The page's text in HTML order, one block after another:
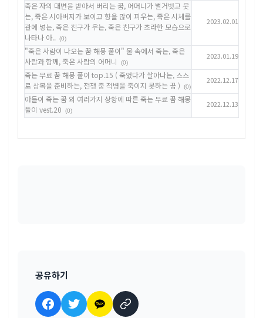
죽은 자의 대변을 받아서 버리는 꿈, 어머니가 벌거벗고 웃
는, 죽은 시아버지가 보이고 향을 많이 피우는, 죽은 시체를
관에 넣는, 죽은 친구가 우는, 죽은 친구가 초라한 모습으로
나타나 아..
(0)
2023.02.01
"죽은 사람이 나오는 꿈 해몽 풀이" 물 속에서 죽는, 죽은
사람과 함께, 죽은 사람의 어머니
(0)
2023.01.19
죽는 무료 꿈 해몽 풀이 top.15 ( 죽었다가 살아나는, 스스
로 상복을 준비하는, 전쟁 중 적병을 죽이지 못하는 꿈 )
(0)
2022.12.17
아들이 죽는 꿈 외 여러가지 상황에 따른 죽는 무료 꿈 해몽
풀이 vest.20
(0)
2022.12.13
공유하기